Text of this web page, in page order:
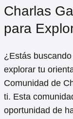
Charlas
para
¿Estás
explorar tu
Comunidad de
ti. Esta
oportunidad de